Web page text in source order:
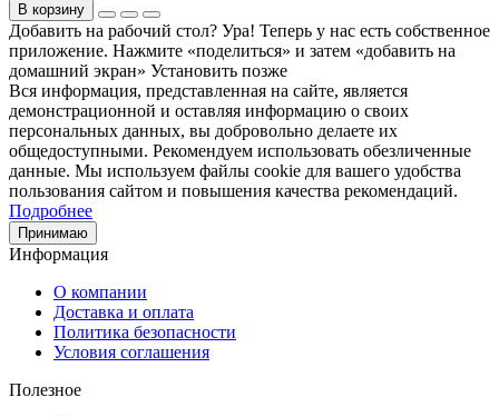
В корзину
Добавить на рабочий стол? Ура! Теперь у нас есть собственное
приложение. Нажмите «поделиться» и затем «добавить на
домашний экран» Установить позже
Вся информация, представленная на сайте, является
демонстрационной и оставляя информацию о своих
персональных данных, вы добровольно делаете их
общедоступными. Рекомендуем использовать обезличенные
данные. Мы используем файлы cookie для вашего удобства
пользования сайтом и повышения качества рекомендаций.
Подробнее
Принимаю
Информация
О компании
Доставка и оплата
Политика безопасности
Условия соглашения
Полезное